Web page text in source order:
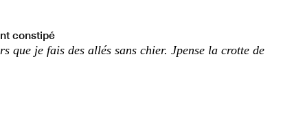
constipé
que je fais des allés sans chier. Jpense la crotte de